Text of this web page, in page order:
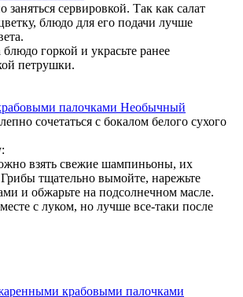
сервировкой. Так как салат
блюдо для его подачи лучше
горкой и украсьте ранее
петрушки.
сочетаться с бокалом белого сухого
взять свежие шампиньоны, их
тщательно вымойте, нарежьте
и обжарьте на подсолнечном масле.
с луком, но лучше все-таки после